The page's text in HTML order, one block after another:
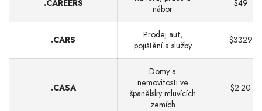
.CAREERS
nábor
$49
.CARS
Prodej aut,
pojištění a služby
$3329
.CASA
Domy a
nemovitosti ve
španělsky mluvících
zemích
$2.20